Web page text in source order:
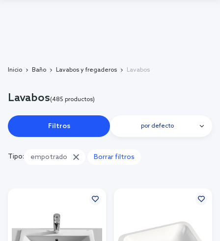
Inicio Baño Lavabos y fregaderos Lavabos
Lavabos(485 productos)
Tipo: empotrado Borrar filtros
Filtros por defecto